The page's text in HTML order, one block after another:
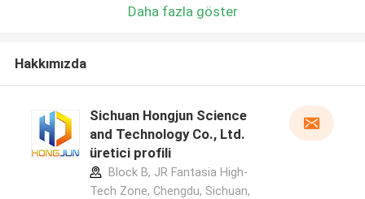
Daha fazla göster
Hakkımızda
Sichuan Hongjun Science
and Technology Co., Ltd.
üretici profili
Block B, JR Fantasia High-
Tech Zone, Chengdu, Sichuan,